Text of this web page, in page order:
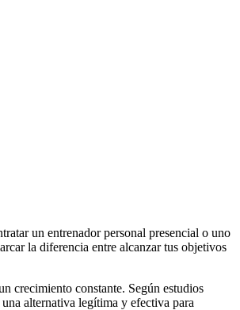
un entrenador personal presencial o uno
la diferencia entre alcanzar tus objetivos
crecimiento constante. Según estudios
alternativa legítima y efectiva para